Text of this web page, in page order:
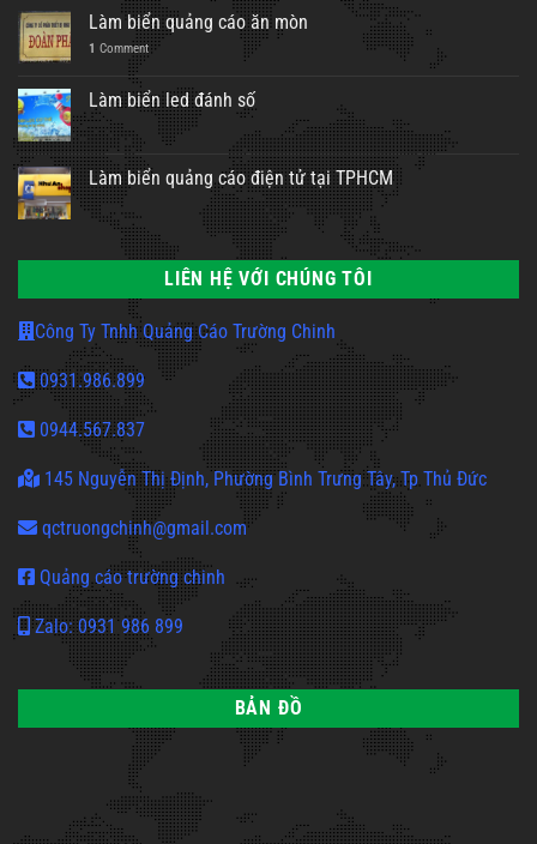
Làm biển quảng cáo ăn mòn
1 Comment
Làm biển led đánh số
Làm biển quảng cáo điện tử tại TPHCM
LIÊN HỆ VỚI CHÚNG TÔI
Công Ty Tnhh Quảng Cáo Trường Chinh
0931.986.899
0944.567.837
145 Nguyễn Thị Định, Phường Bình Trưng Tây, Tp Thủ Đức
qctruongchinh@gmail.com
Quảng cáo trường chinh
Zalo: 0931 986 899
BẢN ĐỒ